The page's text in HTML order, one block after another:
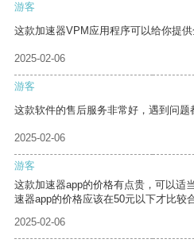
游客
这款加速器VPM应用程序可以给你提供
2025-02-06
游客
这款软件的售后服务非常好，遇到问题
2025-02-06
游客
这款加速器app的价格有点贵，可以适
速器app的价格应该在50元以下才比较
2025-02-06